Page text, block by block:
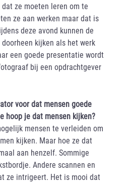
ze moeten leren om te
ze aan werken maar dat is
deze avond kunnen de
kijken als het werk
een goede presentatie wordt
bij een opdrachtgever
voor dat mensen goede
hoop je dat mensen kijken?
mensen te verleiden om
kijken. Maar hoe ze dat
aan henzelf. Sommige
Andere scannen en
ze intrigeert. Het is mooi dat